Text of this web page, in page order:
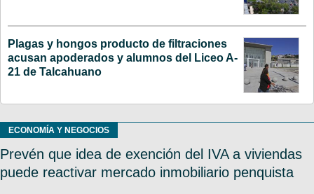
Plagas y hongos producto de filtraciones
acusan apoderados y alumnos del Liceo A-
21 de Talcahuano
ECONOMÍA Y NEGOCIOS
Prevén que idea de exención del IVA a viviendas
puede reactivar mercado inmobiliario penquista